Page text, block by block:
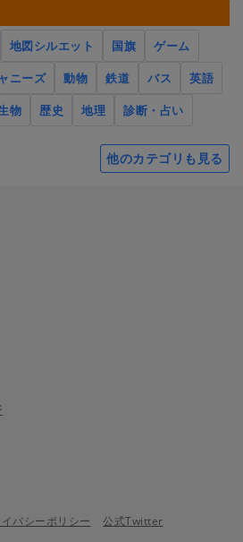
地図シルエット 国旗
ゲーム
ニーズ 動物 鉄道 バス
英語
物 歴史 地理 診断・占い
他のカテゴリも見る
バシーポリシー 公式Twitter